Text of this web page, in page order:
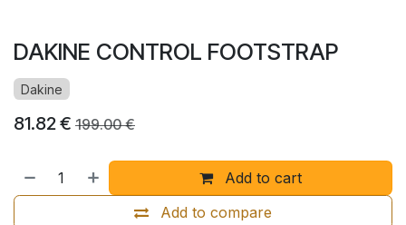
DAKINE CONTROL FOOTSTRAP
Dakine
81.82€ 199.00€
Add to cart
Add to compare